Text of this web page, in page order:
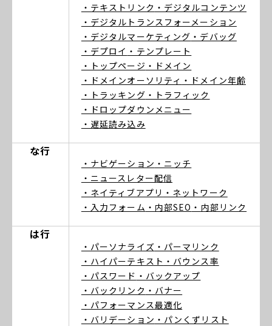
・テキストリンク ・デジタルコンテンツ
・デジタルトランスフォーメーション
・デジタルマーケティング ・デバッグ
・デプロイ ・テンプレート
・トップページ ・ドメイン
・ドメインオーソリティ ・ドメイン年齢
・トラッキング ・トラフィック
・ドロップダウンメニュー
・遅延読み込み
な行
・ナビゲーション ・ニッチ
・ニュースレター配信
・ネイティブアプリ ・ネットワーク
・入力フォーム ・内部SEO ・内部リンク
は行
・パーソナライズ ・パーマリンク
・ハイパーテキスト ・バウンス率
・パスワード ・バックアップ
・バックリンク ・バナー
・パフォーマンス最適化
・バリデーション ・パンくずリスト